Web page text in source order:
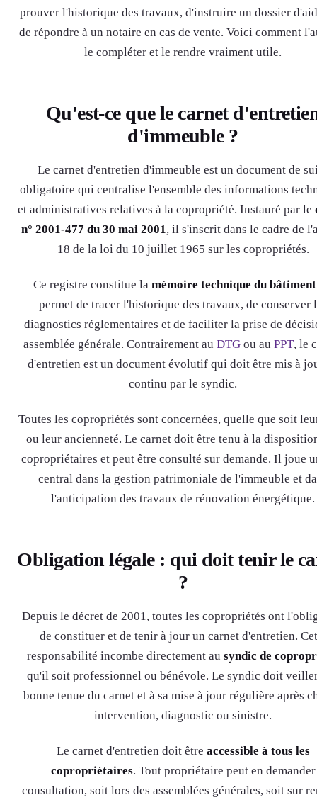
prouver l'historique des travaux, d'instruire un dossier
de répondre à un notaire en cas de vente. Voici comment
le compléter et le rendre vraiment utile.
Qu'est-ce que le carnet
d'immeuble ?
Le carnet d'entretien d'immeuble est un document de
obligatoire qui centralise l'ensemble des informations
et administratives relatives à la copropriété. Instauré par le
n° 2001-477 du 30 mai 2001, il s'inscrit dans le cadre de
18 de la loi du 10 juillet 1965 sur les copropriétés.
Ce registre constitue la mémoire technique du bâtiment
permet de tracer l'historique des travaux, de conserver
diagnostics réglementaires et de faciliter la prise de
assemblée générale. Contrairement au DTG ou au PPT, le
d'entretien est un document évolutif qui doit être mis à
continu par le syndic.
Toutes les copropriétés sont concernées, quelle que soit
ou leur ancienneté. Le carnet doit être tenu à la
copropriétaires et peut être consulté sur demande. Il joue
central dans la gestion patrimoniale de l'immeuble et
l'anticipation des travaux de rénovation énergétique.
Obligation légale : qui doit tenir le
?
Depuis le décret de 2001, toutes les copropriétés ont
de constituer et de tenir à jour un carnet d'entretien.
responsabilité incombe directement au syndic de
qu'il soit professionnel ou bénévole. Le syndic doit
bonne tenue du carnet et à sa mise à jour régulière après
intervention, diagnostic ou sinistre.
Le carnet d'entretien doit être accessible à tous les
copropriétaires. Tout propriétaire peut en demander
consultation, soit lors des assemblées générales, soit sur